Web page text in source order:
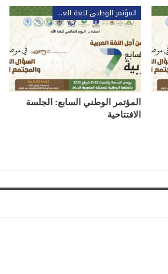
المؤتمر الوطني للغة العربية
المؤتمر الوطني السابع: الجلسة
الافتتاحية